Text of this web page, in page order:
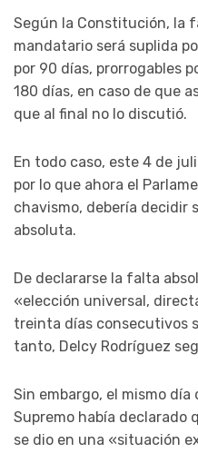
Según la Constitución, la
mandatario será suplida
por 90 días, prorrogables
180 días, en caso de que
que al final no lo discutió.
En todo caso, este 4 de
por lo que ahora el
chavismo, debería decidir
absoluta.
De declararse la falta
«elección universal,
treinta días consecutivos
tanto, Delcy Rodríguez
Sin embargo, el mismo
Supremo había declarado
se dio en una «situación